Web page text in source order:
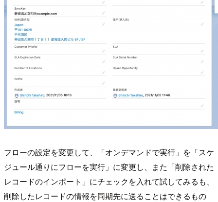
フローの設定を変更して、「オンデマンドで実行」を「スケ
ジュール通りにフローを実行」に変更し、また「削除された
レコードのインポート」にチェックを入れて試してみるも、
削除したレコードの情報を同期先に送ることはできるもの